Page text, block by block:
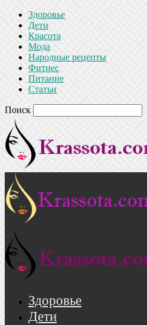
Здоровье
Дети
Красота
Мода
Народные рецепты
Фитнес
Питание
Статьи
Поиск
Здоровье
Дети